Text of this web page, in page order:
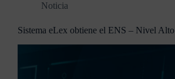
Noticia
Sistema eLex obtiene el ENS – Nivel Alto